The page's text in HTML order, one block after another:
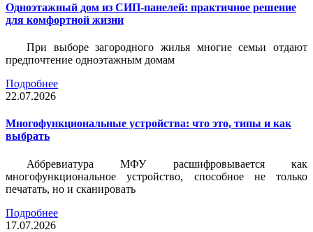
Одноэтажный дом из СИП-панелей: практичное решение
для комфортной жизни
При выборе загородного жилья многие семьи отдают
предпочтение одноэтажным домам
Подробнее
22.07.2026
Многофункциональные устройства: что это, типы и как
выбрать
Аббревиатура МФУ расшифровывается как
многофункциональное устройство, способное не только
печатать, но и сканировать
Подробнее
17.07.2026